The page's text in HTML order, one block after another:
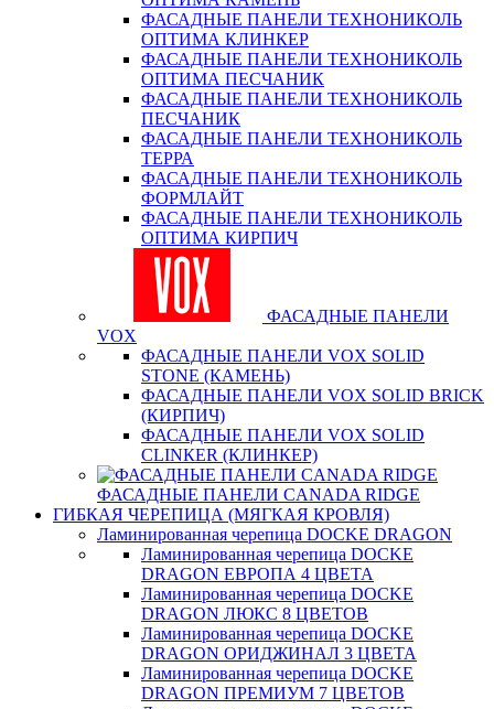
ФАСАДНЫЕ ПАНЕЛИ ТЕХНОНИКОЛЬ
ОПТИМА КЛИНКЕР
ФАСАДНЫЕ ПАНЕЛИ ТЕХНОНИКОЛЬ
ОПТИМА ПЕСЧАНИК
ФАСАДНЫЕ ПАНЕЛИ ТЕХНОНИКОЛЬ
ПЕСЧАНИК
ФАСАДНЫЕ ПАНЕЛИ ТЕХНОНИКОЛЬ
ТЕРРА
ФАСАДНЫЕ ПАНЕЛИ ТЕХНОНИКОЛЬ
ФОРМЛАЙТ
ФАСАДНЫЕ ПАНЕЛИ ТЕХНОНИКОЛЬ
ОПТИМА КИРПИЧ
ФАСАДНЫЕ ПАНЕЛИ
VOX
ФАСАДНЫЕ ПАНЕЛИ VOX SOLID
STONE (КАМЕНЬ)
ФАСАДНЫЕ ПАНЕЛИ VOX SOLID BRICK
(КИРПИЧ)
ФАСАДНЫЕ ПАНЕЛИ VOX SOLID
CLINКER (КЛИНКЕР)
ФАСАДНЫЕ ПАНЕЛИ CANADA RIDGE
ГИБКАЯ ЧЕРЕПИЦА (МЯГКАЯ КРОВЛЯ)
Ламинированная черепица DOCKE DRAGON
Ламинированная черепица DOCKE
DRAGON ЕВРОПА 4 ЦВЕТА
Ламинированная черепица DOCKE
DRAGON ЛЮКС 8 ЦВЕТОВ
Ламинированная черепица DOCKE
DRAGON ОРИДЖИНАЛ 3 ЦВЕТА
Ламинированная черепица DOCKE
DRAGON ПРЕМИУМ 7 ЦВЕТОВ